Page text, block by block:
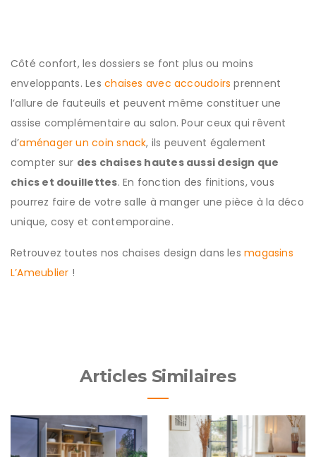
Côté confort, les dossiers se font plus ou moins
enveloppants. Leschaises avec accoudoirs prennent
l’allure de fauteuils et peuvent même constituer une
assise complémentaire au salon. Pour ceux qui rêvent
d’aménager un coin snack, ils peuvent également
compter sur des chaises hautes aussi design que
chics et douillettes. En fonction des finitions, vous
pourrez faire de votre salle à manger une pièce à la déco
unique, cosy et contemporaine.
Retrouvez toutes nos chaises design dans lesmagasins
L’Ameublier !
Articles Similaires